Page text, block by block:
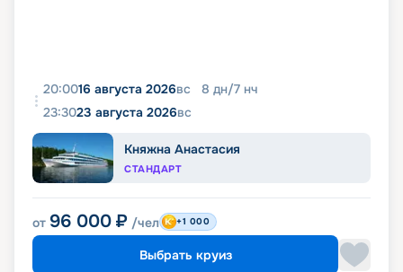
20:0016 августа 2026вс 8 дн/7 нч
23:3023 августа 2026вс
Княжна Анастасия
СТАНДАРТ
от 96 000 ₽ /чел +1 000
Выбрать круиз